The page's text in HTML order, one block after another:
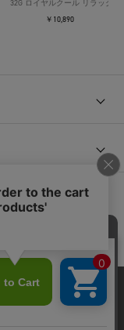
Tシャツ
32G ロイヤルクール リラックス
￥10,890
ーはサイト内
らマーケティ